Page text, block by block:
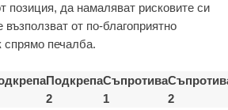
позиция, да намаляват рисковите си
от по-благоприятно
спрямо печалба.
Подкрепа
2
Съпротива
1
2